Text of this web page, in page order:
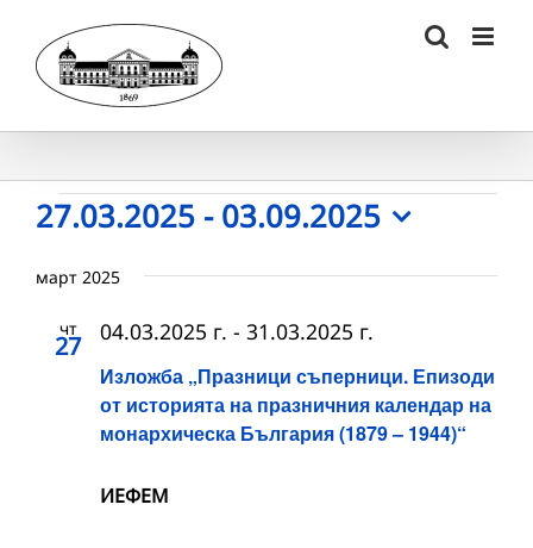
content
Събития
27.03.2025 - 03.09.2025
date.
март 2025
чт
27
Изложба „Празници съперници. Епизоди
от историята на празничния календар на
монархическа България (1879 – 1944)“
04.03.2025 г. - 31.03.2025 г.
ИЕФЕМ